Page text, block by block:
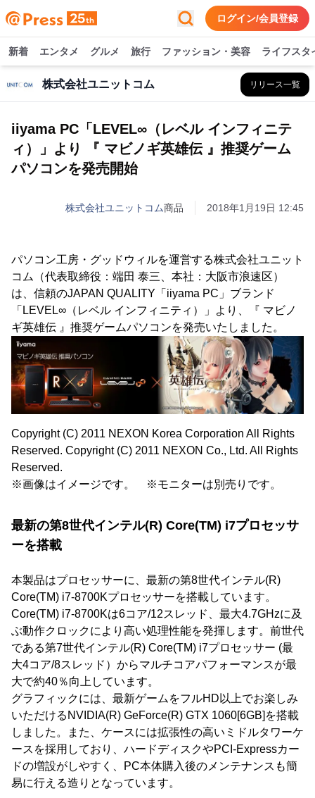
ログイン/会員登録
新着 エンタメ グルメ 旅行 ファッション・美容 ライフスタ
株式会社ユニットコム リリース一覧
iiyama PC「LEVEL∞（レベル インフィニテ
ィ）」より 『 マビノギ英雄伝 』推奨ゲーム
パソコンを発売開始
株式会社ユニットコム商品 2018年1月19日 12:45
パソコン工房・グッドウィルを運営する株式会社ユニット
コム（代表取締役：端田 泰三、本社：大阪市浪速区）
は、信頼のJAPAN QUALITY「iiyama PC」ブランド
「LEVEL∞（レベル インフィニティ）」より、『 マビノ
ギ英雄伝 』推奨ゲームパソコンを発売いたしました。
Copyright (C) 2011 NEXON Korea Corporation All Rights
Reserved. Copyright (C) 2011 NEXON Co., Ltd. All Rights
Reserved.
※画像はイメージです。 ※モニターは別売りです。
最新の第8世代インテル(R) Core(TM) i7プロセッサ
ーを搭載
本製品はプロセッサーに、最新の第8世代インテル(R)
Core(TM) i7-8700Kプロセッサーを搭載しています。
Core(TM) i7-8700Kは6コア/12スレッド、最大4.7GHzに及
ぶ動作クロックにより高い処理性能を発揮します。前世代
である第7世代インテル(R) Core(TM) i7プロセッサー (最
大4コア/8スレッド）からマルチコアパフォーマンスが最
大で約40％向上しています。
グラフィックには、最新ゲームをフルHD以上でお楽しみ
いただけるNVIDIA(R) GeForce(R) GTX 1060[6GB]を搭載
しました。また、ケースには拡張性の高いミドルタワーケ
ースを採用しており、ハードディスクやPCI-Expressカー
ドの増設がしやすく、PC本体購入後のメンテナンスも簡
易に行える造りとなっています。